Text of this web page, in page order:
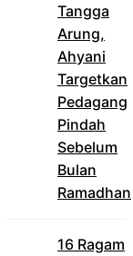
Tangga
Arung,
Ahyani
Targetkan
Pedagang
Pindah
Sebelum
Bulan
Ramadhan
16 Ragam